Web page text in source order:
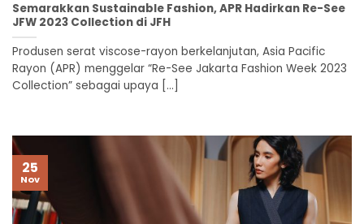
Semarakkan Sustainable Fashion, APR Hadirkan Re-See
JFW 2023 Collection di JFH
Produsen serat viscose-rayon berkelanjutan, Asia Pacific
Rayon (APR) menggelar “Re-See Jakarta Fashion Week 2023
Collection” sebagai upaya [...]
25
Nov